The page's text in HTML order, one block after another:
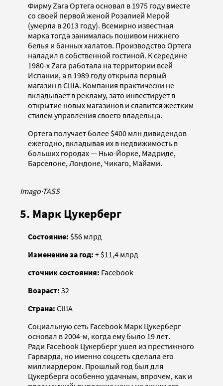
Фирму Zara Ортега основал в 1975 году вместе
со своей первой женой Розалией Мерой
(умерла в 2013 году). Всемирно известная
марка тогда занималась пошивом нижнего
белья и банных халатов. Производство Ортега
наладил в собственной гостиной. К середине
1980-х Zara работала на территории всей
Испании, а в 1989 году открыла первый
магазин в США. Компания практически не
вкладывает в рекламу, зато инвестирует в
открытие новых магазинов и славится жестким
стилем управления своего владельца.
Ортега получает более $400 млн дивидендов
ежегодно, вкладывая их в недвижимость в
больших городах — Нью-Йорке, Мадриде,
Барселоне, Лондоне, Чикаго, Майами.
Imago·TASS
5. Марк Цукерберг
Состояние: $56 млрд
Изменение за год: + $11,4 млрд
сточник состояния: Facebook
Возраст: 32
Страна: США
Социальную сеть Facebook Марк Цукерберг
основал в 2004-м, когда ему было 19 лет.
Ради Facebook Цукерберг ушел из престижного
Гарварда, но именно соцсеть сделала его
миллиардером. Прошлый год был для
Цукерберга особенно удачным, впрочем, как и